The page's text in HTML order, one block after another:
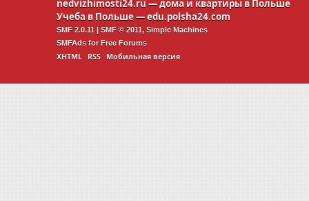
nedvizhimosti24.ru — дома и квартиры в Польше
Учеба в Польше —edu.polsha24.com
SMF 2.0.11 | SMF © 2011, Simple Machines
SMFAds for Free Forums
XHTML RSS Мобильная версия